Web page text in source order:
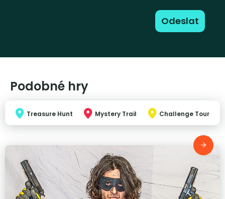
Odeslat
Podobné hry
Treasure Hunt Mystery Trail Challenge Tour